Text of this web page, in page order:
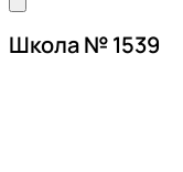
Школа № 1539